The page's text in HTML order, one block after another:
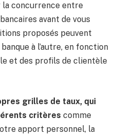
concurrence entre
avant de vous
proposés peuvent
à l’autre, en fonction
et des profils de clientèle
grilles de taux, qui
critères comme
apport personnel, la